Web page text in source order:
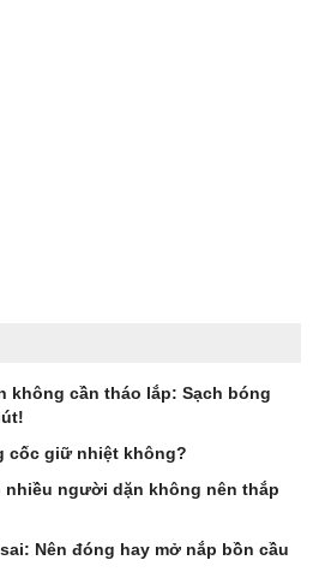
không cần tháo lắp: Sạch bóng
cốc giữ nhiệt không?
nhiều người dặn không nên thắp
Nên đóng hay mở nắp bồn cầu